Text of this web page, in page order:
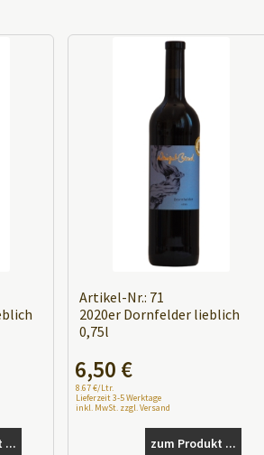
...
Artikel-Nr.: 71
2020er Dornfelder lieblich
0,75l
8.67 €/Ltr.
Lieferzeit 3-5 Werktage
inkl. MwSt. zzgl. Versand
6,50 €
A
zum Produkt ...